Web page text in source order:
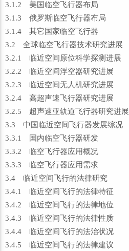
3.1.2 美国临空飞行器布局
3.1.3 俄罗斯临空飞行器布局
3.1.4 其它国家临空飞行器
3.2 全球临空飞行器技术研究进展
3.2.1 临近空间原位科学探测进展
3.2.2 临近空间浮空器研究进展
3.2.3 临近空间无人机研究进展
3.2.4 高超声速飞行器研究进展
3.2.5 超声速亚轨道飞行器研究进展
3.3 中国临近空间飞行器发展综况
3.3.1 国内临空飞行器研发
3.3.2 临空飞行器应用概况
3.3.3 临空飞行器应用需求
3.4 临近空间飞行的法律研究
3.4.1 临近空间飞行的法律特征
3.4.2 临近空间飞行的法律地位
3.4.3 临近空间飞行的法律性质
3.4.4 临近空间飞行的法治状况
3.4.5 临近空间飞行的法律建议